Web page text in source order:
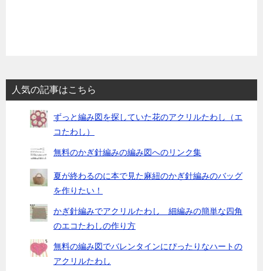
人気の記事はこちら
ずっと編み図を探していた花のアクリルたわし（エ
コたわし）
無料のかぎ針編みの編み図へのリンク集
夏が終わるのに本で見た麻紐のかぎ針編みのバッグ
を作りたい！
かぎ針編みでアクリルたわし 細編みの簡単な四角
のエコたわしの作り方
無料の編み図でバレンタインにぴったりなハートの
アクリルたわし